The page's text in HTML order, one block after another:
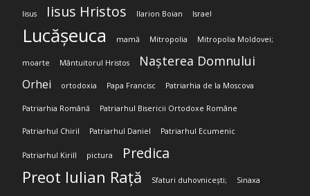
Iisus Iisus Hristos Ilarion Boian Israel
Lucășeuca mamă Mitropolia Mitropolia Moldovei;
moarte Mântuitorul Hristos Nașterea Domnului
Orhei ortodoxia Papa Francisc Patriarhia de la Moscova
Patriarhia Română Patriarhul Bisericii Ortodoxe Române
Patriarhul Chiril Patriarhul Daniel Patriarhul Ecumenic
Patriarhul Kirill pictura Predica
Preot Iulian Rață Sfaturi duhovnicești; Sinaxa